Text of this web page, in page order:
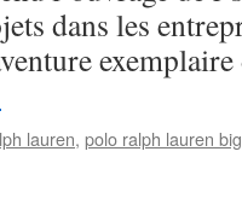
dans les
lauren, polo ralph lauren